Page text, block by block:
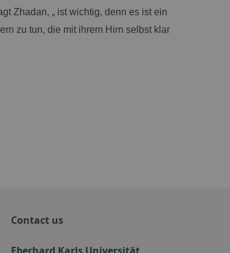
Zhadan, „ ist wichtig, denn es ist ein
zu tun, die mit ihrem Hirn selbst klar
Contact us